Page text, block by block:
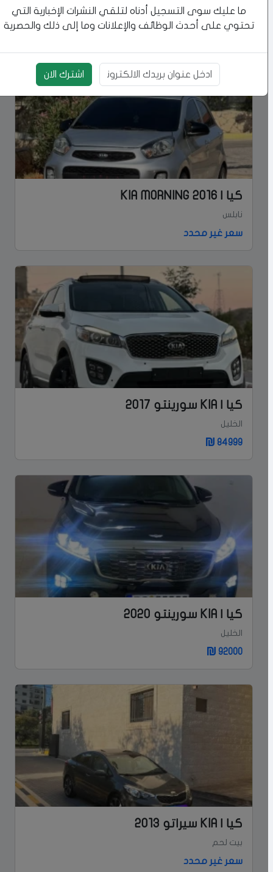
إعلانات مشابهة
كيا | KIA MORNING 2016
نابلس
سعر غير محدد
كيا | KIA سورينتو 2017
الخليل
84999
كيا | KIA سورينتو 2020
الخليل
92000
كيا | KIA سيراتو 2013
بيت لحم
سعر غير محدد
ما عليك سوى التسجيل أدناه لتلقي النشرات الإخبارية التي
تحتوي على أحدث الوظائف والإعلانات وما إلى ذلك والحصرية
بريد الالكتروني
اشترك الان